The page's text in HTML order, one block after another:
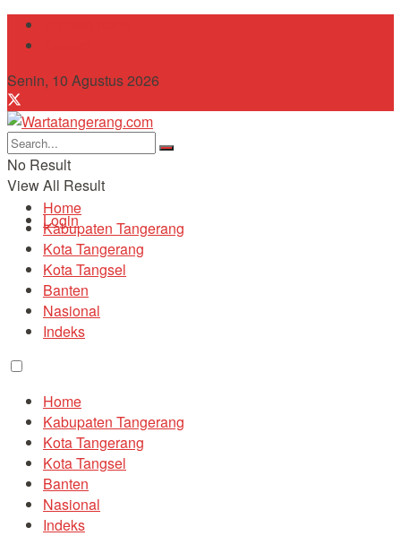
Senin, 10 Agustus 2026
No Result
View All Result
Login
Home
Kabupaten Tangerang
Kota Tangerang
Kota Tangsel
Banten
Nasional
Indeks
Home
Kabupaten Tangerang
Kota Tangerang
Kota Tangsel
Banten
Nasional
Indeks